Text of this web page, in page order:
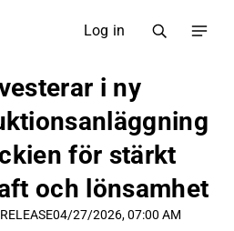
Log in
i ny
för stärkt
och lönsamhet
04/27/2026, 07:00 AM